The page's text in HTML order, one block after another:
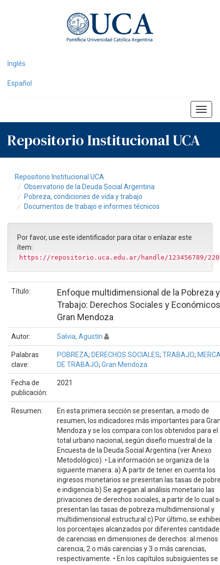
Inglés
Español
Repositorio Institucional UCA
Repositorio Institucional UCA
Observatorio de la Deuda Social Argentina
Pobreza, condiciones de vida y trabajo
Documentos de trabajo e informes técnicos
Por favor, use este identificador para citar o enlazar este
ítem:
https://repositorio.uca.edu.ar/handle/123456789/
Título:
Enfoque multidimensional de la Pobreza y
Trabajo: Derechos Sociales y
Gran Mendoza
Autor: Salvia, Agustín
Palabras
clave:
POBREZA; DERECHOS SOCIALES; TRABAJO;
DE TRABAJO; Gran Mendoza
Fecha de
publicación:
2021
Resumen:
En esta primera sección se presentan, a modo de
resumen, los indicadores más importantes para
Mendoza y se los compara con los obtenidos para el
total urbano nacional, según diseño muestral de la
Encuesta de la Deuda Social Argentina (ver Anexo
Metodológico). • La información se organiza de la
siguiente manera: a) A partir de tener en cuenta los
ingresos monetarios se presentan las tasas de
e indigencia b) Se agregan al análisis monetario las
privaciones de derechos sociales, a partir de lo cual
presentan las tasas de pobreza multidimensional y
multidimensional estructural c) Por último, se
los porcentajes alcanzados por diferentes
de carencias en dimensiones de derechos: al menos
carencia, 2 o más carencias y 3 o más carencias,
respectivamente. • En los capítulos subsiguientes se